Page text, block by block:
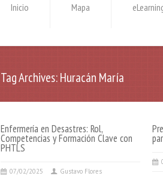
Inicio Mapa
Tag Archives: Huracán María
Enfermería en Desastres: Rol,
Competencias y Formación Clave con
PHTLS
07/02/2025 Gustavo Flores